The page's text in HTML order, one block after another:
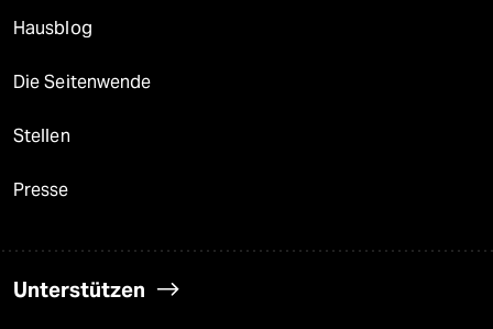
Hausblog
Die Seitenwende
Stellen
Presse
Unterstützen